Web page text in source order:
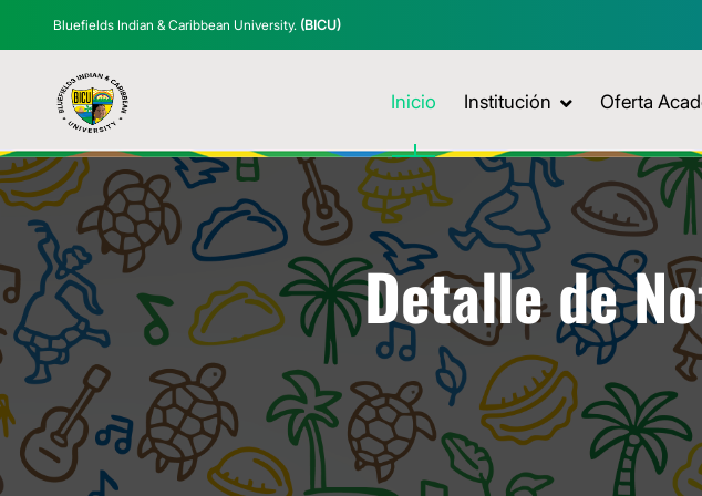
Bluefields Indian & Caribbean University. (BICU)
Inicio Institución Oferta
Detalle de